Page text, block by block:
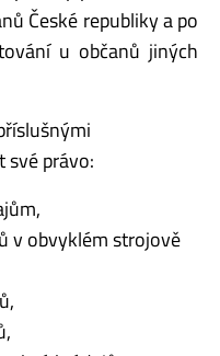
České republiky a po
u občanů jiných
právo:
v obvyklém strojově